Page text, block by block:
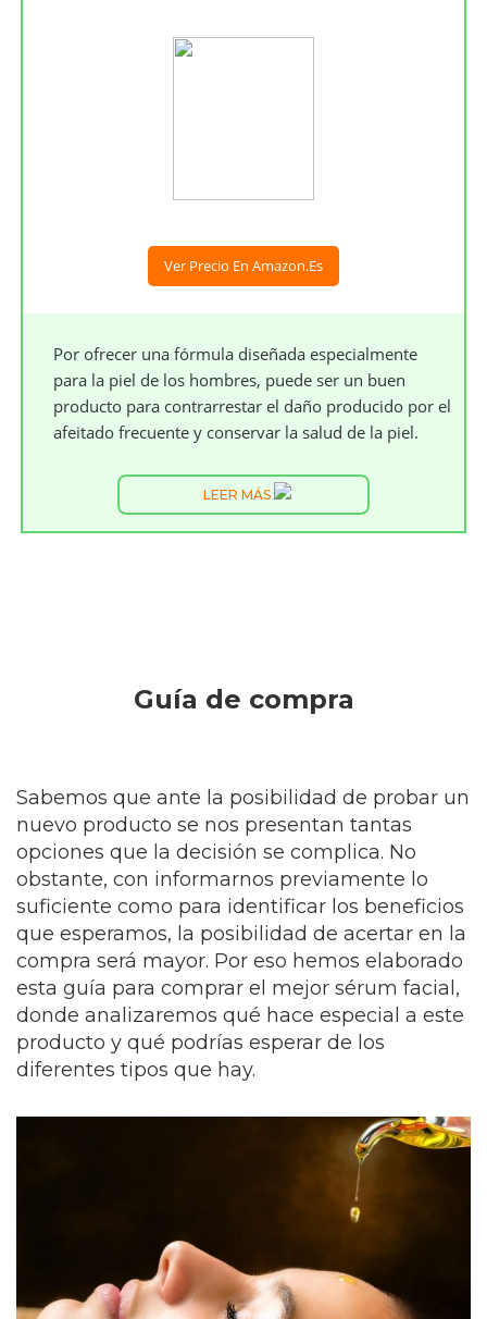
Ver Precio En Amazon.es
Por ofrecer una fórmula diseñada especialmente
para la piel de los hombres, puede ser un buen
producto para contrarrestar el daño producido por el
afeitado frecuente y conservar la salud de la piel.
LEER MÁS
Guía de compra
Sabemos que ante la posibilidad de probar un
nuevo producto se nos presentan tantas
opciones que la decisión se complica. No
obstante, con informarnos previamente lo
suficiente como para identificar los beneficios
que esperamos, la posibilidad de acertar en la
compra será mayor. Por eso hemos elaborado
esta guía para comprar el mejor sérum facial,
donde analizaremos qué hace especial a este
producto y qué podrías esperar de los
diferentes tipos que hay.